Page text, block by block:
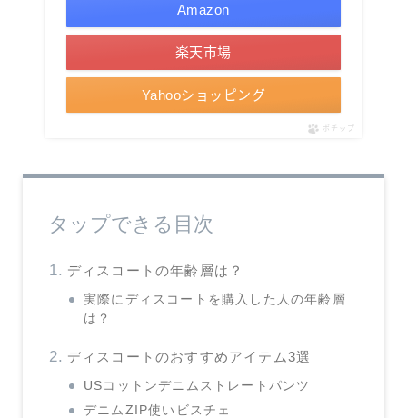
Amazon
楽天市場
Yahooショッピング
ポチップ
タップできる目次
ディスコートの年齢層は？
実際にディスコートを購入した人の年齢層
は？
ディスコートのおすすめアイテム3選
USコットンデニムストレートパンツ
デニムZIP使いビスチェ